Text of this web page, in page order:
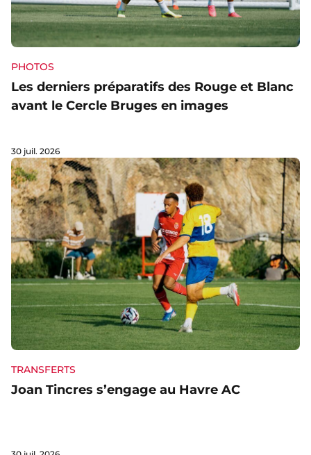
PHOTOS
Les derniers préparatifs des Rouge et Blanc
avant le Cercle Bruges en images
30 juil. 2026
TRANSFERTS
Joan Tincres s’engage au Havre AC